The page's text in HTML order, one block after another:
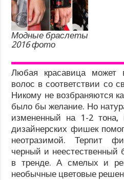
Модные браслеты
2016 фото
Любая красавица может
волос в соответствии со
Никому не возбраняются
было бы желание. Но
измененный на 1-2 тона,
дизайнерских фишек
неотразимой. Терпит
черный и неестественный
в тренде. А смелых и
необычные цветовые